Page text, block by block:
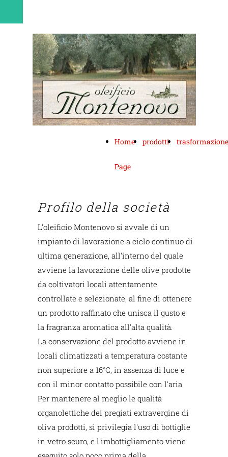
Home
Page
prodotti trasformazione
Profilo della società
L'oleificio Montenovo si avvale di un
impianto di lavorazione a ciclo continuo di
ultima generazione, all'interno del quale
avviene la lavorazione delle olive prodotte
da coltivatori locali attentamente
controllate e selezionate, al fine di ottenere
un prodotto raffinato che unisca il gusto e
la fragranza aromatica all'alta qualità.
La conservazione del prodotto avviene in
locali climatizzati a temperatura costante
non superiore a 16°C, in assenza di luce e
con il minor contatto possibile con l'aria.
Per mantenere al meglio le qualità
organolettiche dei pregiati extravergine di
oliva prodotti, si privilegia l'uso di bottiglie
in vetro scuro, e l'imbottigliamento viene